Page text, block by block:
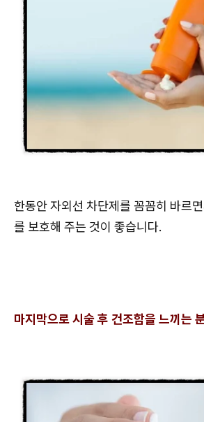
한동안 자외선 차단제를 꼼꼼히 바르
를 보호해 주는 것이 좋습니다.
마지막으로 시술 후 건조함을 느끼는